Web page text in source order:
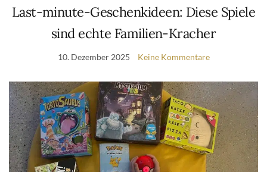
Last-minute-Geschenkideen: Diese Spiele
sind echte Familien-Kracher
10. Dezember 2025 Keine Kommentare